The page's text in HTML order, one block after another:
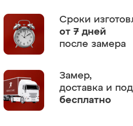
Сроки
от 7 дней
после замера
Замер,
доставка и
бесплатно